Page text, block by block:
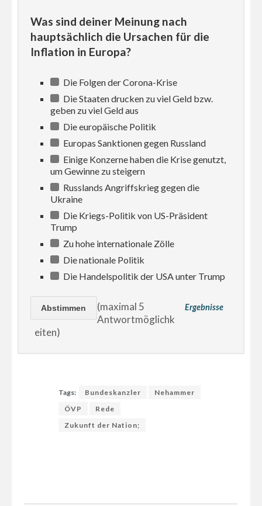
Was sind deiner Meinung nach
hauptsächlich die Ursachen für die
Inflation in Europa?
Die Folgen der Corona-Krise
Die Staaten drucken zu viel Geld bzw.
geben zu viel Geld aus
Die europäische Politik
Europas Sanktionen gegen Russland
Einige Konzerne haben die Krise genutzt,
um Gewinne zu steigern
Russlands Angriffskrieg gegen die
Ukraine
Die Kriegs-Politik von US-Präsident
Trump
Zu hohe internationale Zölle
Die nationale Politik
Die Handelspolitik der USA unter Trump
Ergebnisse
(maximal 5
Antwortmöglichk
eiten)
Tags: Bundeskanzler
Nehammer
ÖVP
Rede
Zukunft der Nation;